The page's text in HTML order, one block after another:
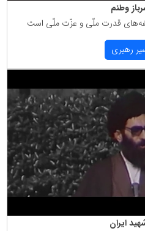
وطنم
قدرت ملّی و عزّت ملّی است
رهبری
ایران